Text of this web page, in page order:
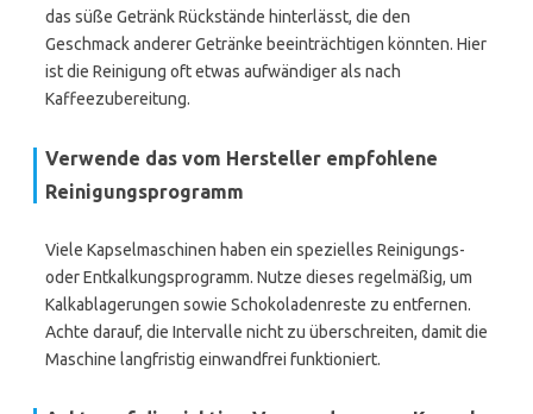
das süße Getränk Rückstände hinterlässt, die den
Geschmack anderer Getränke beeinträchtigen könnten. Hier
ist die Reinigung oft etwas aufwändiger als nach
Kaffeezubereitung.
Verwende das vom Hersteller empfohlene
Reinigungsprogramm
Viele Kapselmaschinen haben ein spezielles Reinigungs-
oder Entkalkungsprogramm. Nutze dieses regelmäßig, um
Kalkablagerungen sowie Schokoladenreste zu entfernen.
Achte darauf, die Intervalle nicht zu überschreiten, damit die
Maschine langfristig einwandfrei funktioniert.